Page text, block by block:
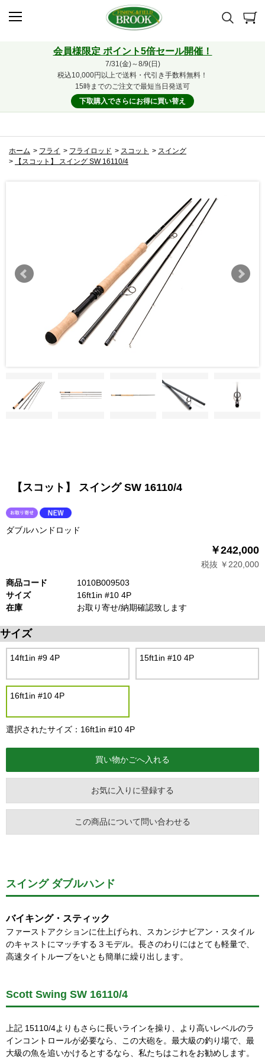
会員様限定 ポイント5倍セール開催！
7/31(金)～8/9(日)
税込10,000円以上で送料・代引き手数料無料！
15時までのご注文で最短当日発送可
下取購入でさらにお得に買い替え
ホーム > フライ > フライロッド > スコット > スイング
>
【スコット】 スイング SW 16110/4
【スコット】 スイング SW 16110/4
ダブルハンドロッド
￥242,000
税抜 ￥220,000
商品コード
1010B009503
サイズ
16ft1in #10 4P
在庫
お取り寄せ/納期確認致します
サイズ
14ft1in #9 4P 15ft1in #10 4P
16ft1in #10 4P
選択されたサイズ：16ft1in #10 4P
お気に入りに登録する
この商品について問い合わせる
スイング ダブルハンド
バイキング・スティック
ファーストアクションに仕上げられ、スカンジナビアン・スタイル
のキャストにマッチする３モデル。長さのわりにはとても軽量で、
高速タイトループをいとも簡単に繰り出します。
Scott Swing SW 16110/4
上記 15110/4よりもさらに長いラインを操り、より高いレベルのラ
インコントロールが必要なら、この大砲を。最大級の釣り場で、最
大級の魚を追いかけるとするなら、私たちはこれをお勧めします。